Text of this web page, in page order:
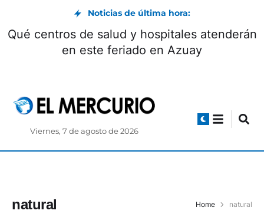
Noticias de última hora:
Qué centros de salud y hospitales atenderán
en este feriado en Azuay
Viernes, 7 de agosto de 2026
natural Home natural